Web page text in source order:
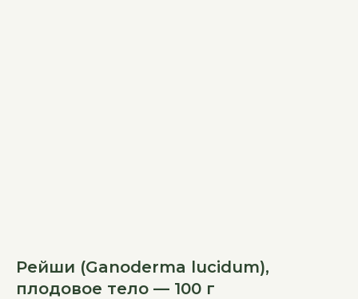
Рейши (Ganoderma lucidum),
плодовое тело — 100 г